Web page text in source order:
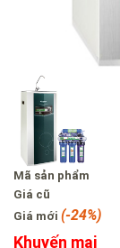
Mã sản phẩm
Giá cũ
Giá mới (-24%)
Khuyến mại